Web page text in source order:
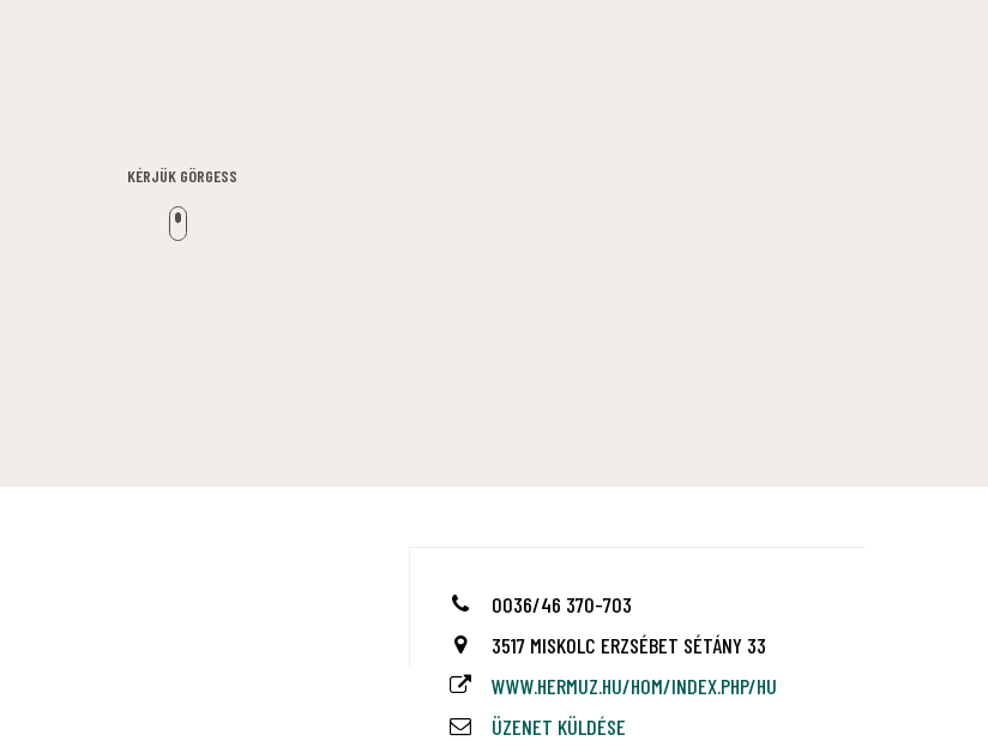
KÉRJÜK GÖRGESS
0036/46 370-703
3517 MISKOLC ERZSÉBET SÉTÁNY 33
WWW.HERMUZ.HU/HOM/INDEX.PHP/HU
ÜZENET KÜLDÉSE